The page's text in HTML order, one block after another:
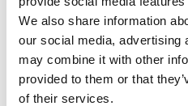
We also share information
our social media, advertising
may combine it with other
provided to them or that
of their services.
Product informatie
Beschrijving
ASC universele